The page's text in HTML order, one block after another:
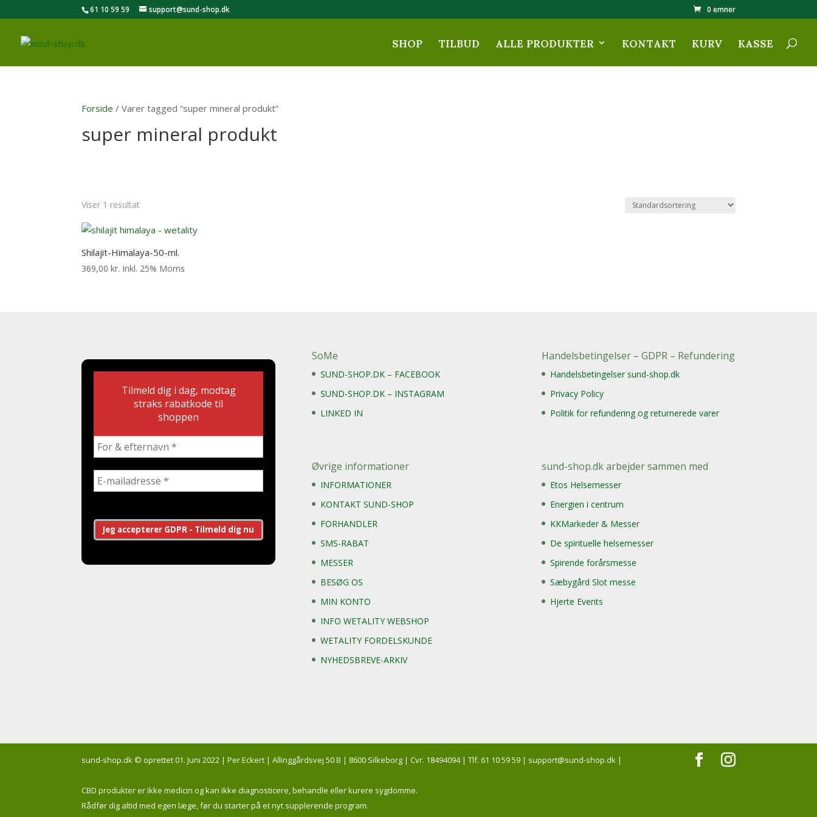
61 10 59 59 support@sund-shop.dk 0 emner
SHOP TILBUD ALLE PRODUKTER KONTAKT KURV KASSE
Forside / Varer tagged “super mineral produkt”
super mineral produkt
Viser 1 resultat
Shilajit-Himalaya-50-ml.
369,00kr. Inkl. 25% Moms
Tilmeld dig i dag, modtag
straks rabatkode til
shoppen
SoMe
SUND-SHOP.DK – FACEBOOK
SUND-SHOP.DK – INSTAGRAM
LINKED IN
Øvrige informationer
INFORMATIONER
KONTAKT SUND-SHOP
FORHANDLER
SMS-RABAT
MESSER
BESØG OS
MIN KONTO
INFO WETALITY WEBSHOP
WETALITY FORDELSKUNDE
NYHEDSBREVE-ARKIV
Handelsbetingelser – GDPR – Refundering
Handelsbetingelser sund-shop.dk
Privacy Policy
Politik for refundering og returnerede varer
sund-shop.dk arbejder sammen med
Etos Helsemesser
Energien i centrum
KKMarkeder & Messer
De spirituelle helsemesser
Spirende forårsmesse
Sæbygård Slot messe
Hjerte Events
sund-shop.dk © oprettet 01. Juni 2022 | Per Eckert | Allinggårdsvej 50 B | 8600 Silkeborg | Cvr. 18494094 | Tlf. 61 10 59 59 | support@sund-shop.dk |
CBD produkter er ikke medicin og kan ikke diagnosticere, behandle eller kurere sygdomme.
Rådfør dig altid med egen læge, før du starter på et nyt supplerende program.